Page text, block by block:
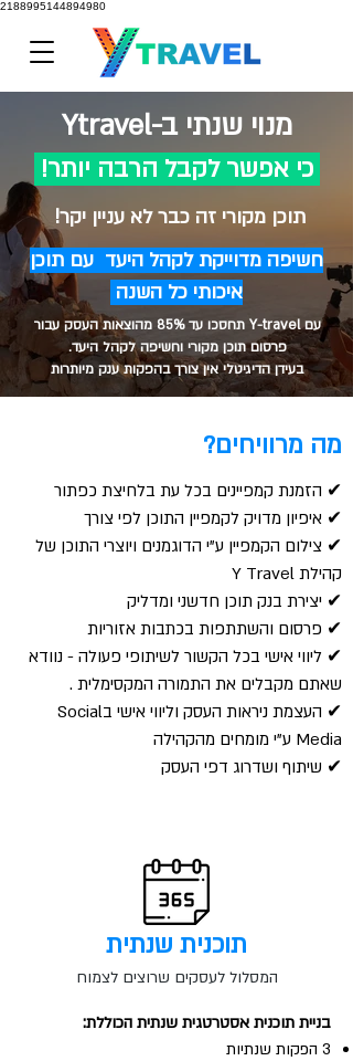
2188995144894980
מנוי שנתי ב-Ytravel
כי אפשר לקבל הרבה יותר!
תוכן מקורי זה כבר לא עניין יקר!
חשיפה מדוייקת לקהל היעד עם תוכן
איכותי כל השנה
עם Y-travel תחסכו עד 85% מהוצאות העסק עבור
פרסום תוכן מקורי וחשיפה לקהל היעד.
בעידן הדיגיטלי אין צורך בהפקות ענק מיותרות
מה מרוויחים?
✔ הזמנת קמפיינים בכל עת בלחיצת כפתור
✔ איפיון מדויק לקמפיין התוכן לפי צורך
✔ צילום הקמפיין ע"י הדוגמנים ויוצרי התוכן של
קהילת Y Travel
✔ יצירת בנק תוכן חדשני ומדליק
✔ פרסום והשתתפות בכתבות אזוריות
✔ ליווי אישי בכל הקשור לשיתופי פעולה - נוודא
שאתם מקבלים את התמורה המקסימלית .
✔ העצמת ניראות העסק וליווי אישי בSocial
Media ע"י מומחים מהקהילה
✔ שיתוף ושדרוג דפי העסק
תוכנית שנתית
המסלול לעסקים שרוצים לצמוח
בניית תוכנית אסטרטגית שנתית הכוללת:
3 הפקות שנתיות